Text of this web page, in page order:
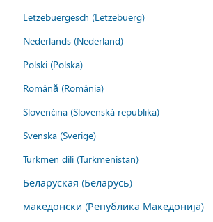
Lëtzebuergesch (Lëtzebuerg)
Nederlands (Nederland)
Polski (Polska)
Română (România)
Slovenčina (Slovenská republika)
Svenska (Sverige)
Türkmen dili (Türkmenistan)
Беларуская (Беларусь)
македонски (Република Македонија)